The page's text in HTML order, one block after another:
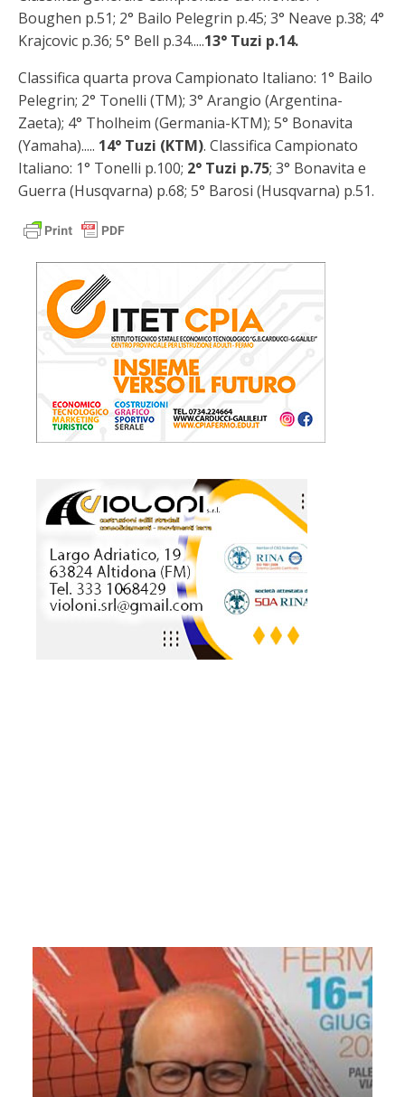
Boughen p.51; 2° Bailo Pelegrin p.45; 3° Neave p.38; 4°
Krajcovic p.36; 5° Bell p.34.....13° Tuzi p.14.
Classifica quarta prova Campionato Italiano: 1° Bailo
Pelegrin; 2° Tonelli (TM); 3° Arangio (Argentina-
Zaeta); 4° Tholheim (Germania-KTM); 5° Bonavita
(Yamaha)..... 14° Tuzi (KTM). Classifica Campionato
Italiano: 1° Tonelli p.100; 2° Tuzi p.75; 3° Bonavita e
Guerra (Husqvarna) p.68; 5° Barosi (Husqvarna) p.51.